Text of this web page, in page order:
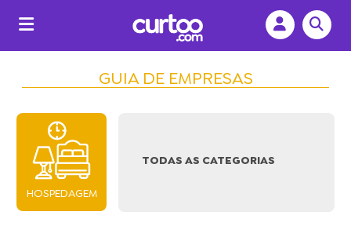
GUIA DE EMPRESAS
HOSPEDAGEM
TODAS AS CATEGORIAS